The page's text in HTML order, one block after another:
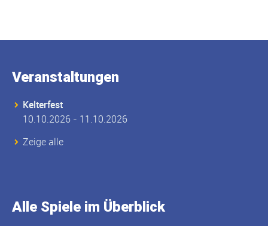
Veranstaltungen
Kelterfest
10.10.2026 - 11.10.2026
Zeige alle
Alle Spiele im Überblick